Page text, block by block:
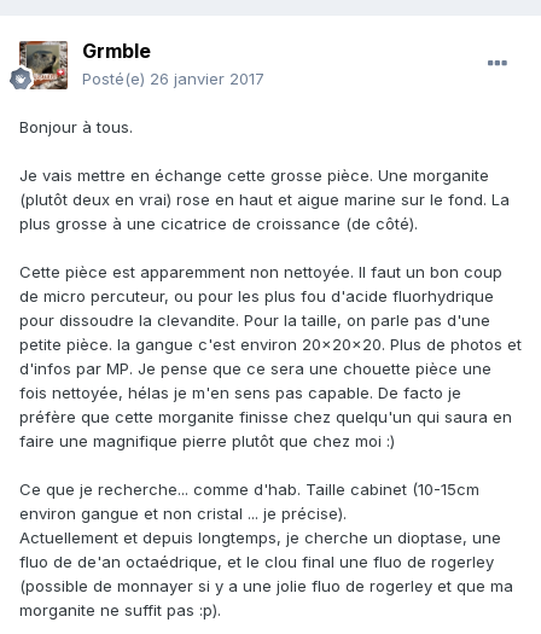
Grmble
Posté(e) 26 janvier 2017
Bonjour à tous.
Je vais mettre en échange cette grosse pièce. Une morganite
(plutôt deux en vrai) rose en haut et aigue marine sur le fond. La
plus grosse à une cicatrice de croissance (de côté).
Cette pièce est apparemment non nettoyée. Il faut un bon coup
de micro percuteur, ou pour les plus fou d'acide fluorhydrique
pour dissoudre la clevandite. Pour la taille, on parle pas d'une
petite pièce. la gangue c'est environ 20x20x20. Plus de photos et
d'infos par MP. Je pense que ce sera une chouette pièce une
fois nettoyée, hélas je m'en sens pas capable. De facto je
préfère que cette morganite finisse chez quelqu'un qui saura en
faire une magnifique pierre plutôt que chez moi :)
Ce que je recherche... comme d'hab. Taille cabinet (10-15cm
environ gangue et non cristal ... je précise).
Actuellement et depuis longtemps, je cherche un dioptase, une
fluo de de'an octaédrique, et le clou final une fluo de rogerley
(possible de monnayer si y a une jolie fluo de rogerley et que ma
morganite ne suffit pas :p).